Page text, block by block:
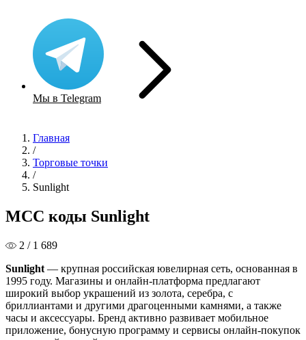
Мы в Telegram
Главная
/
Торговые точки
/
Sunlight
MCC коды Sunlight
2 / 1 689
Sunlight — крупная российская ювелирная сеть, основанная в
1995 году. Магазины и онлайн-платформа предлагают
широкий выбор украшений из золота, серебра, с
бриллиантами и другими драгоценными камнями, а также
часы и аксессуары. Бренд активно развивает мобильное
приложение, бонусную программу и сервисы онлайн-покупок